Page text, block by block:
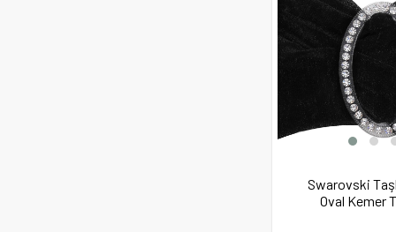
Swarovski
Oval Kemer